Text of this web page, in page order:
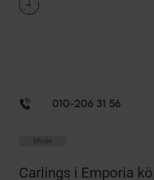
010-206 31 56
Mode
Carlings i Emporia